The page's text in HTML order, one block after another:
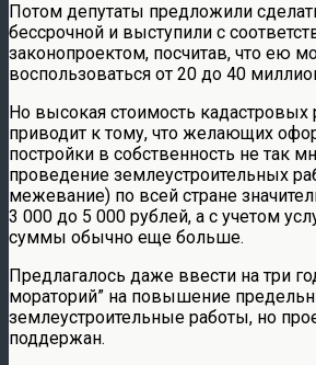
Потом депутаты предложили
бессрочной и выступили с
законопроектом, посчитав, что ею
воспользоваться от 20 до 40
Но высокая стоимость кадастровых
приводит к тому, что желающих
постройки в собственность не так
проведение землеустроительных
межевание) по всей стране
3 000 до 5 000 рублей, а с учетом
суммы обычно еще больше.
Предлагалось даже ввести на три
мораторий” на повышение
землеустроительные работы, но
поддержан.